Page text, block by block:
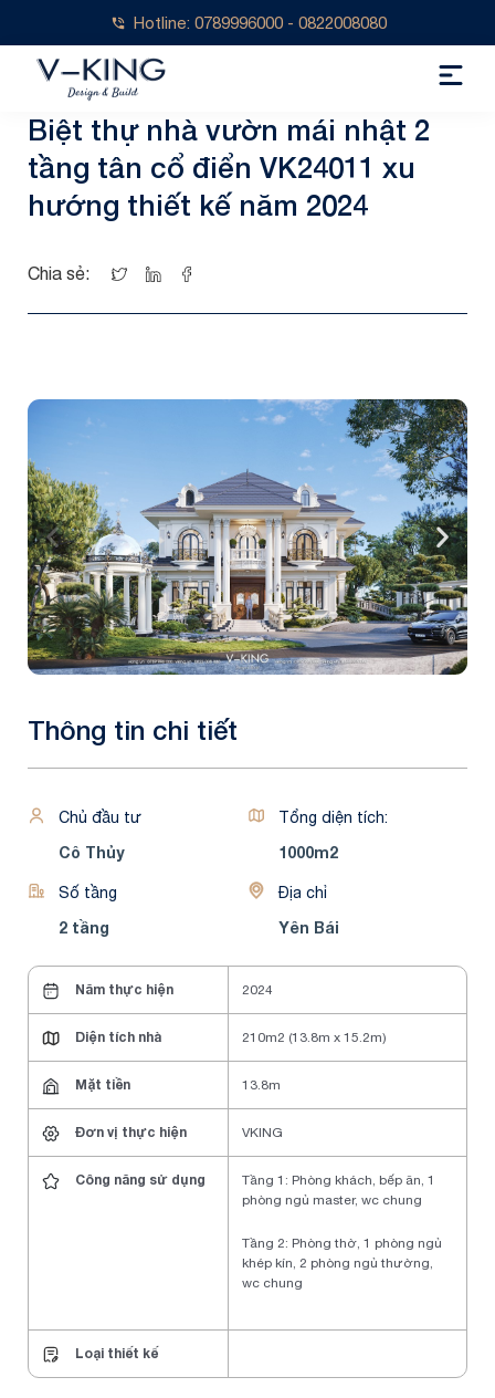
Hotline: 0789996000 - 0822008080
Biệt thự nhà vườn mái nhật 2
tầng tân cổ điển VK24011 xu
hướng thiết kế năm 2024
Chia sẻ:
Thông tin chi tiết
Chủ đầu tư
Cô Thủy
Tổng diện tích:
1000m2
Số tầng
2 tầng
Địa chỉ
Yên Bái
Năm thực hiện 2024
Diện tích nhà 210m2 (13.8m x 15.2m)
Mặt tiền 13.8m
Đơn vị thực hiện VKING
Công năng sử dụng
Tầng 1: Phòng khách, bếp ăn, 1
phòng ngủ master, wc chung
Tầng 2: Phòng thờ, 1 phòng ngủ
khép kín, 2 phòng ngủ thường,
wc chung
Loại thiết kế